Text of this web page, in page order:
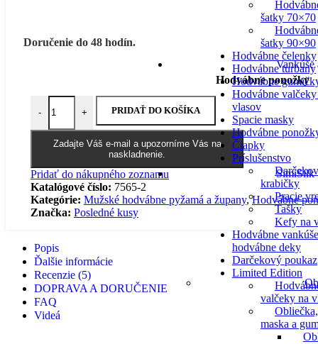
Vankúše
SimiSilk
šatky 70×70
šatky 90×90
Hodvábne čelenky
Hodvábne turbany
Hodvábne
Hodvábne
vlasov
Spacie masky
Hodvábne
Čiapky
Príslušenstvo
krabičky
Pracie
Tašky
Kefy na
Hodvábne
hodvábne deky
Darčekový poukaz
Limited Edition
valčeky na
Obliečka,
maska a
Doručenie do 48 hodín.
Hodvábne ponožky
-
množstvo Hodvábne ponožky - béžové
+ PRIDAŤ DO KOŠÍKA
Zadajte Váš e-mail a upozorníme Vás na
naskladnenie.
Pridať do nákupného zoznamu
Katalógové číslo: 7565-2
Kategórie: Mužské hodvábne pyžamá a župany, Hodvábne
Značka: Posledné kusy
Popis
Ďalšie informácie
Recenzie (5)
DOPRAVA A DORUČENIE
FAQ
Videá